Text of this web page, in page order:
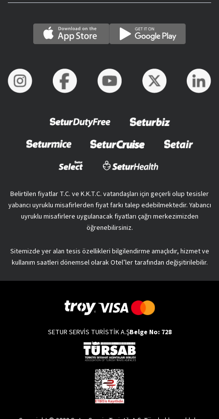
Belirtilen fiyatlar T.C. ve K.K.T.C. vatandaşları için geçerli olup tesisler
yabancı uyruklu misafirlerden fiyat farkı talep edebilmektedir. Yabancı
uyruklu misafirlere uygulanacak fiyatları çağrı merkezimizden
öğrenebilirsiniz.
Sitemizde yer alan tesis özellikleri bilgilendirme amaçlıdır, hizmet ve
kullanım saatleri dönemsel olarak Otel’ler tarafından değişitirilebilir.
SETUR SERVİS TURİSTİK A.ŞBelge No: 728